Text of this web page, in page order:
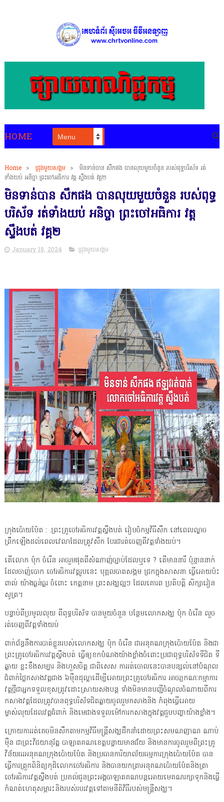
HOME
Home > ជ្រុងមួយសង្គម >
មិនទាន់បាន សឹកផង បានលុយមួយចំនួន របស់ពុទ្ធបរិស័ទ រត់
ទាំងយប់ អនិច្ចា ព្រះចៅអធិការ វត្ត ស្ទឹងបត់ វគ្គ២
មិនទាន់បាន សឹកផង បានលុយមួយចំនួន របស់ពុទ្ធ
បរិស័ទ រត់ទាំងយប់ អនិច្ចា ព្រះចៅអធិការ វត្ត
ស្ទឹងបត់ វគ្គ២
January 18, 2024 ជ្រុងមួយសង្គម
ក្រុងប៉ោយប៉ែត : .ព្រះគ្រូចៅអធិការវត្តស្ទឹងបត់ រៀបចំកម្មវិធីសឹក នៅពេលល្ងាច
ព្រឹកឡើងដល់ពេលវេលាដែលត្រូវសឹក បែរជារត់ចេញពីវត្តទាំងយប់។
តើលោក ប៉ុក ចំរើន អាចរួមផុតពីសំណាញ់ច្បាប់ដែលឬទេ ? តើមាននារី ប៉ុន្មាននាក់
ដែលចាញ់បោក ចៅអធិការវត្តរូបនេះ បុគ្គលបាតសង្គម ជ្រកក្នុងសាសនា ធ្វើអោយប៉ះ
ពាល់ យ៉ាងធ្ងន់ធ្ងរ ចំពោះ កេត្តនាម ព្រះសង្ឃល្អៗ ដែលគោរព ប្រតិបត្តិ សិក្សារៀន
សូត្រ។
បន្ទាប់ពីប្រមូលលុយ ពីពុទ្ធបរិស័ទ បានមួយចំនួន បន្ថែមលោកសង្ឃ ប៉ុក ចំរើន លួច
រត់ចេញពីវត្តទាំងយប់
ពាក់ព័ន្ធនឹងការបាត់ខ្លួនរបស់លោកសង្ឃ ប៉ុក ចំរើន ជាអនុគណក្រុងប៉ោយប៉ែត និងជា
ព្រះគ្រូចៅអធិការវត្តស្ទឹងបត់ ធ្វើឲ្យខកបំណងយ៉ាងខ្លាំងចំពោះប្រជាពុទ្ធបរិស័ទទីជិត ទី
ឆ្ងាយ ខ្លះខឹងសម្បារ និងហួសចិត្ត ជាពិសេស ការរត់ចោលនេះបានបន្សល់នៅបំណុល
ជំពាក់ថ្លៃកសាងវត្តជាង ៦មុឺនដុល្លាដើម្បីអោយព្រះគ្រូចៅអធិការ អាចរ្យកណៈកម្មាការ
វត្តថ្មីជាអ្នកទទួលខុសត្រូវដោះស្រាយសងបន្ត ទាំងមិនមានបញ្ជីចំណូលចំណាយពីការ
កសាងវត្តដែលត្រូវបានពុទ្ធបរិស័ទជិតឆ្ងាយចូលរួមកសាងនិង កំពុងធ្វើអោយ
ម្ចាស់លុយដែលវត្តជំពាក់ និងមេជាងទទួលម៉ៅការកសាងក្នុងវត្តជួបបញ្ហាយ៉ាងខ្លាំង។
ក្រោយការរត់គេចមិនសឹកតាមកម្មវិធីមន្រ្តីសង្ឃដឹកនាំដោយព្រះសមណញាណ ណាប់
មុឺន ជាព្រះវិជយានុរ័ត្ន បាឡាតគណខេត្តបន្ទាយមានជ័យ និងមានការចូលរួមពីព្រះគ្រូ
វិន័យធរអនុគណក្រុងប៉ោយប៉ែត និងប្រធានការិយាល័យធម្មការក្រុងប៉ោយប៉ែត បាន
ធ្វើការត្រួកពិនិត្យកុដិលោកចៅអធិការ និងបានយកត្រាអនុគណប៉ោយប៉ែតនិងត្រា
ចៅអធិការវត្តស្ទឹងបត់ ប្រគល់ជូនព្រះអង្គបាឡាតគណបន្តអោយមេគណរក្សាទុកនិងធ្វើ
កំណត់ហេតុសម្ភារះនិងរបស់របរវត្តទៅតាមនីតិវិធីរបស់មន្រ្តីសង្ឃ។